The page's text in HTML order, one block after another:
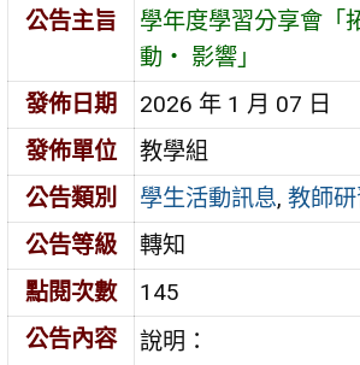
公告主旨
學年度學習分享會
動‧ 影響」
發佈日期
2026 年 1 月 07 日
發佈單位
教學組
公告類別
學生活動訊息,教師
公告等級
轉知
點閱次數
145
公告內容
說明：